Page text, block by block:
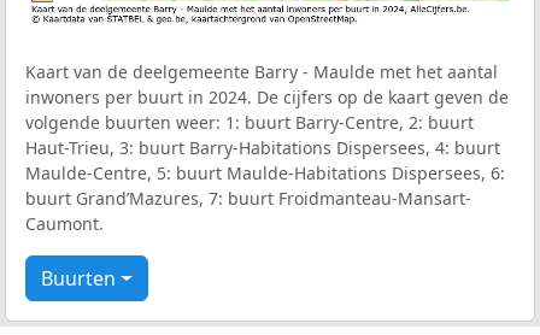
Kaart van de deelgemeente Barry - Maulde met het aantal
inwoners per buurt in 2024. De cijfers op de kaart geven de
volgende buurten weer: 1: buurt Barry-Centre, 2: buurt
Haut-Trieu, 3: buurt Barry-Habitations Dispersees, 4: buurt
Maulde-Centre, 5: buurt Maulde-Habitations Dispersees, 6:
buurt Grand’Mazures, 7: buurt Froidmanteau-Mansart-
Caumont.
Buurten